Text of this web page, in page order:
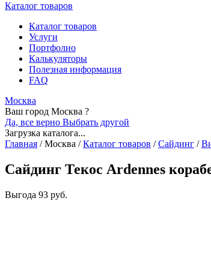
Каталог товаров
Каталог товаров
Услуги
Портфолио
Калькуляторы
Полезная информация
FAQ
Москва
Ваш город Москва ?
Да, все верно Выбрать другой
Загрузка каталога...
Главная /Москва / Каталог товаров / Сайдинг /
Сайдинг Текос Ardennes
Выгода 93 руб.